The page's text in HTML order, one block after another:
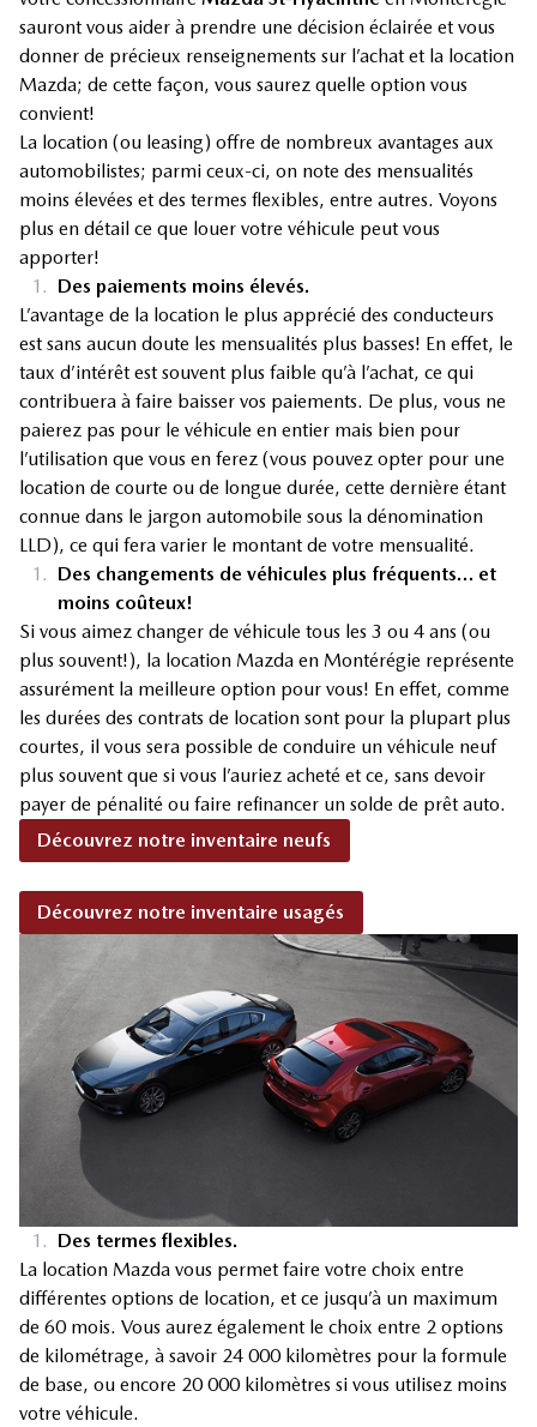
sauront vous aider à prendre une décision éclairée et vous
donner de précieux renseignements sur l’achat et la location
Mazda; de cette façon, vous saurez quelle option vous
convient!
La location (ou leasing) offre de nombreux avantages aux
automobilistes; parmi ceux-ci, on note des mensualités
moins élevées et des termes flexibles, entre autres. Voyons
plus en détail ce que louer votre véhicule peut vous
apporter!
1. Des paiements moins élevés.
L’avantage de la location le plus apprécié des conducteurs
est sans aucun doute les mensualités plus basses! En effet, le
taux d’intérêt est souvent plus faible qu’à l’achat, ce qui
contribuera à faire baisser vos paiements. De plus, vous ne
paierez pas pour le véhicule en entier mais bien pour
l’utilisation que vous en ferez (vous pouvez opter pour une
location de courte ou de longue durée, cette dernière étant
connue dans le jargon automobile sous la dénomination
LLD), ce qui fera varier le montant de votre mensualité.
1. Des changements de véhicules plus fréquents… et
moins coûteux!
Si vous aimez changer de véhicule tous les 3 ou 4 ans (ou
plus souvent!), la location Mazda en Montérégie représente
assurément la meilleure option pour vous! En effet, comme
les durées des contrats de location sont pour la plupart plus
courtes, il vous sera possible de conduire un véhicule neuf
plus souvent que si vous l’auriez acheté et ce, sans devoir
payer de pénalité ou faire refinancer un solde de prêt auto.
Découvrez notre inventaire neufs
Découvrez notre inventaire usagés
1. Des termes flexibles.
La location Mazda vous permet faire votre choix entre
différentes options de location, et ce jusqu’à un maximum
de 60 mois. Vous aurez également le choix entre 2 options
de kilométrage, à savoir 24 000 kilomètres pour la formule
de base, ou encore 20 000 kilomètres si vous utilisez moins
votre véhicule.